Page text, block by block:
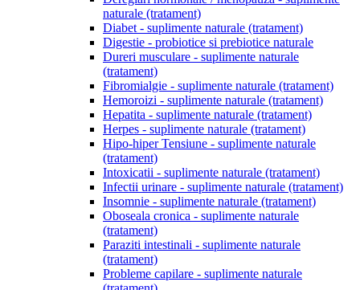
naturale (tratament)
Diabet - suplimente naturale (tratament)
Digestie - probiotice si prebiotice naturale
Dureri musculare - suplimente naturale
(tratament)
Fibromialgie - suplimente naturale (tratament)
Hemoroizi - suplimente naturale (tratament)
Hepatita - suplimente naturale (tratament)
Herpes - suplimente naturale (tratament)
Hipo-hiper Tensiune - suplimente naturale
(tratament)
Intoxicatii - suplimente naturale (tratament)
Infectii urinare - suplimente naturale (tratament)
Insomnie - suplimente naturale (tratament)
Oboseala cronica - suplimente naturale
(tratament)
Paraziti intestinali - suplimente naturale
(tratament)
Probleme capilare - suplimente naturale